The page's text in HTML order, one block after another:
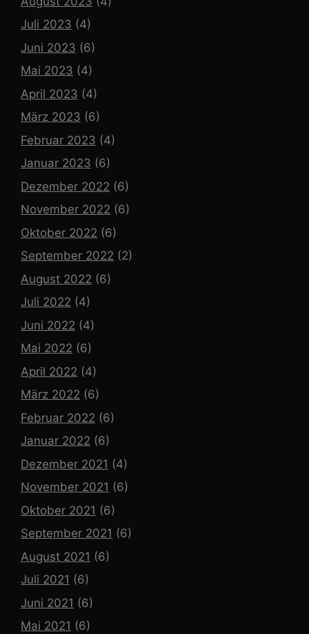
Juli 2023 (4)
Juni 2023 (6)
Mai 2023 (4)
April 2023 (4)
März 2023 (6)
Februar 2023 (4)
Januar 2023 (6)
Dezember 2022 (6)
November 2022 (6)
Oktober 2022 (6)
September 2022 (2)
August 2022 (6)
Juli 2022 (4)
Juni 2022 (4)
Mai 2022 (6)
April 2022 (4)
März 2022 (6)
Februar 2022 (6)
Januar 2022 (6)
Dezember 2021 (4)
November 2021 (6)
Oktober 2021 (6)
September 2021 (6)
August 2021 (6)
Juli 2021 (6)
Juni 2021 (6)
Mai 2021 (6)